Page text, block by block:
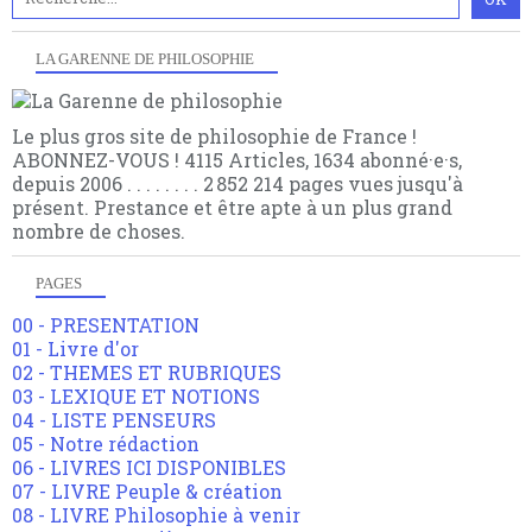
LA GARENNE DE PHILOSOPHIE
Le plus gros site de philosophie de France !
ABONNEZ-VOUS ! 4115 Articles, 1634 abonné·e·s,
depuis 2006 . . . . . . . . 2 852 214 pages vues jusqu'à
présent. Prestance et être apte à un plus grand
nombre de choses.
PAGES
00 - PRESENTATION
01 - Livre d'or
02 - THEMES ET RUBRIQUES
03 - LEXIQUE ET NOTIONS
04 - LISTE PENSEURS
05 - Notre rédaction
06 - LIVRES ICI DISPONIBLES
07 - LIVRE Peuple & création
08 - LIVRE Philosophie à venir